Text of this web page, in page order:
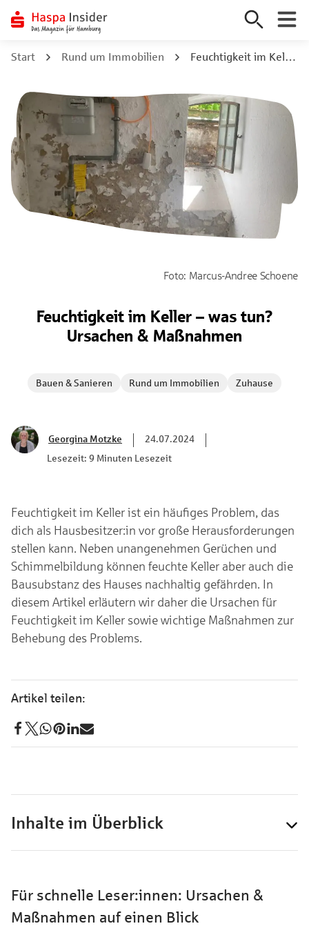
Inhalt
Start Rund um Immobilien Feuchtigkeit im Keller – was tun? Ursachen & Maßnahmen
Foto: Marcus-Andree Schoene
Feuchtigkeit im Keller – was tun?
Ursachen & Maßnahmen
Bauen & Sanieren Rund um Immobilien Zuhause
Georgina Motzke
24.07.2024
Lesezeit: 9 Minuten Lesezeit
Feuchtigkeit im Keller ist ein häufiges Problem, das
dich als Hausbesitzer:in vor große Herausforderungen
stellen kann. Neben unangenehmen Gerüchen und
Schimmelbildung können feuchte Keller aber auch die
Bausubstanz des Hauses nachhaltig gefährden. In
diesem Artikel erläutern wir daher die Ursachen für
Feuchtigkeit im Keller sowie wichtige Maßnahmen zur
Behebung des Problems.
Inhalte im Überblick
Für schnelle Leser:innen: Ursachen &
Maßnahmen auf einen Blick